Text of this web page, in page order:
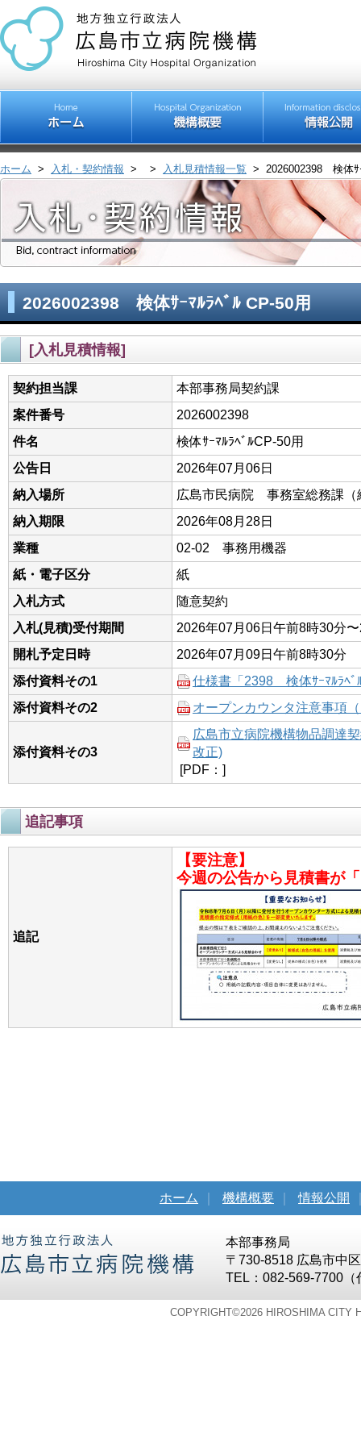
ホーム > 入札・契約情報 > > 入札見積情報一覧 > 2026002398 検体ｻ
2026002398 検体ｻｰﾏﾙﾗﾍﾞﾙ CP-50用
[入札見積情報]
契約担当課
本部事務局契約課
案件番号
2026002398
件名
検体ｻｰﾏﾙﾗﾍﾞﾙCP-50用
公告日
2026年07月06日
納入場所
広島市民病院 事務室総務課（
納入期限
2026年08月28日
業種
02-02 事務用機器
紙・電子区分
紙
入札方式
随意契約
入札(見積)受付期間
2026年07月06日午前8時30分
開札予定日時
2026年07月09日午前8時30分
添付資料その1
仕様書「2398 検体ｻｰﾏﾙﾗﾍﾞ
添付資料その2
オープンカウンタ注意事項
添付資料その3
広島市立病院機構物品調達
改正)
[PDF：]
追記事項
追記
【要注意】
今週の公告から見積書が
ホーム 機構概要 情報公開
本部事務局
〒730-8518 広島市中
TEL：082-569-7700
COPYRIGHT©2026 HIROSHIMA CITY